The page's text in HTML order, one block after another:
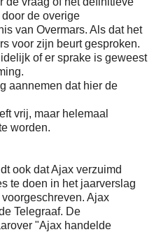
de overige
van Overmars. Als dat het
voor zijn beurt gesproken.
of er sprake is geweest
aannemen dat hier de
vrij, maar helemaal
worden.
ook dat Ajax verzuimd
te doen in het jaarverslag
Ajax
Telegraaf. De
"Ajax handelde